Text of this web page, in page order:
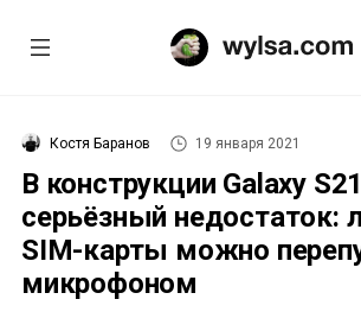
Костя Баранов 19 января 2021
В конструкции Galaxy
серьёзный недостаток:
SIM-карты можно
микрофоном